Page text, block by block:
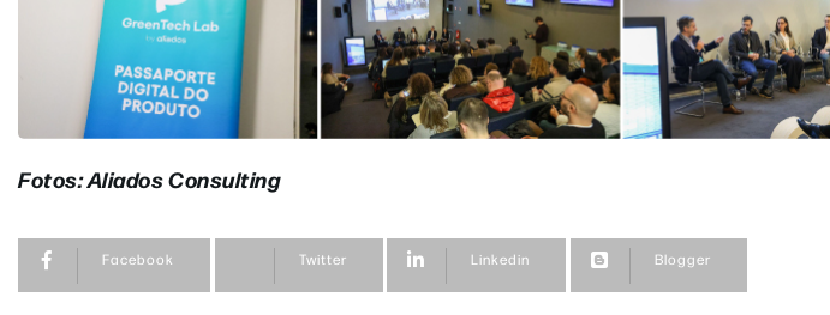
Fotos: Aliados Consulting
Facebook Twitter Linkedin Blogger